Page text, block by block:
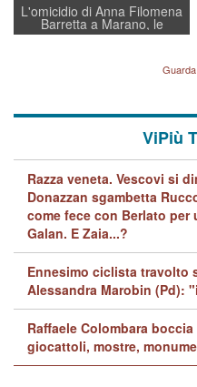
L'omicidio di Anna Filomena
Barretta a Marano, le
indagini dei carabinieri di
quelle di... Barbara D'Urso
ViPiù
Razza veneta. Vescovi si
Donazzan sgambetta
come fece con Berlato per
Galan. E Zaia...?
Ennesimo ciclista travolto
Alessandra Marobin (Pd):
Raffaele Colombara
giocattoli, mostre,